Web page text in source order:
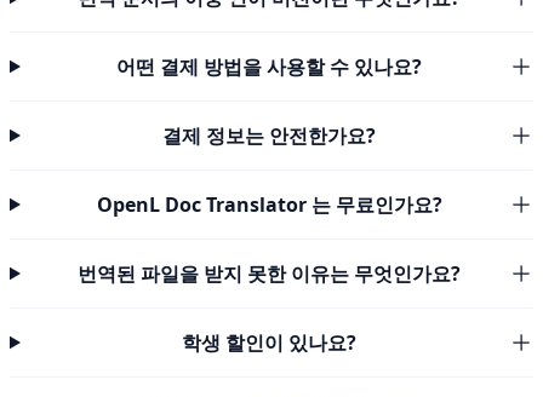
어떤 결제 방법을 사용할 수 있나요?
결제 정보는 안전한가요?
OpenL Doc Translator 는 무료인가요?
번역된 파일을 받지 못한 이유는 무엇인가요?
학생 할인이 있나요?